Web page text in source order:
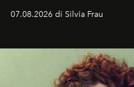
cognizione del tempo. Ma
07.08.2026 di Silvia Frau